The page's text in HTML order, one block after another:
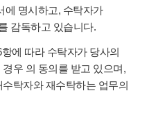
에 명시하고, 수탁자가
감독하고 있습니다.
에 따라 수탁자가 당사의
우 의 동의를 받고 있으며,
탁자와 재수탁하는 업무의